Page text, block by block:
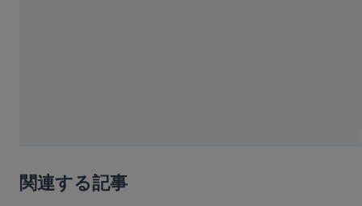
関連する記事